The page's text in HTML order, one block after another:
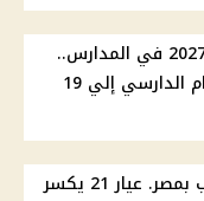
موعد بدء الدراسة 2026-2027 في المدارس..
التعليم ينفي التأجيل العام الدارسي إلي 19
ارتفاع جديد بأسعار الذهب بمصر. عيار 21 يكسر